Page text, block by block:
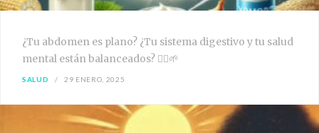
¿Tu abdomen es plano? ¿Tu sistema digestivo y tu salud
mental están balanceados? 🧘‍♀️🌱
SALUD 29 ENERO, 2025